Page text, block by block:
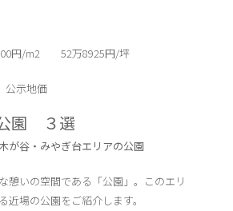
円/m2 52万8925円/坪
公示地価
園 ３選
が谷・みやぎ台エリアの公園
憩いの空間である「公園」。このエリ
近場の公園をご紹介します。